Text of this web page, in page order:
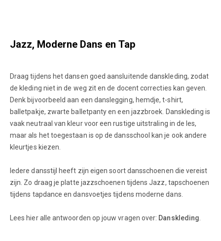
Jazz, Moderne Dans en Tap
Draag tijdens het dansen goed aansluitende danskleding, zodat
de kleding niet in de weg zit en de docent correcties kan geven.
Denk bijvoorbeeld aan een danslegging, hemdje, t-shirt,
balletpakje, zwarte balletpanty en een jazzbroek. Danskleding is
vaak neutraal van kleur voor een rustige uitstraling in de les,
maar als het toegestaan is op de dansschool kan je ook andere
kleurtjes kiezen.
Iedere dansstijl heeft zijn eigen soort dansschoenen die vereist
zijn. Zo draag je platte jazzschoenen tijdens Jazz, tapschoenen
tijdens tapdance en dansvoetjes tijdens moderne dans.
Lees hier alle antwoorden op jouw vragen over: Danskleding